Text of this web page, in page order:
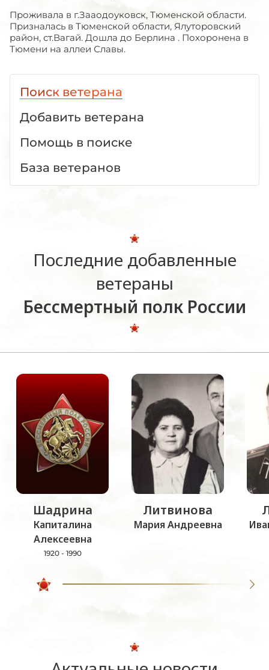
Проживала в г.Зааодоуковск, Тюменской области.
Призналась в Тюменской области, Ялуторовский
район, ст.Вагай. Дошла до Берлина . Похоронена в
Тюмени на аллеи Славы.
Поиск ветерана
Добавить ветерана
Помощь в поиске
База ветеранов
Последние добавленные
ветераны
Бессмертный полк России
Шадрина
Капиталина
Алексеевна
1920 - 1990
Литвинова
Мария Андреевна